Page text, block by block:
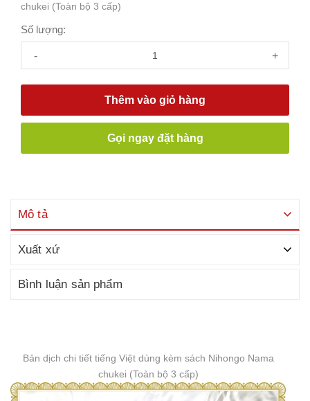
chukei (Toàn bộ 3 cấp)
Số lượng:
- +
Thêm vào giỏ hàng
Gọi ngay đặt hàng
Mô tả
Xuất xứ
Bình luận sản phẩm
Bản dịch chi tiết tiếng Việt dùng kèm sách Nihongo Nama
chukei (Toàn bộ 3 cấp)